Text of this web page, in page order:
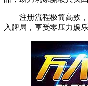
注册流程极简高效，
入牌局，享受零压力娱乐